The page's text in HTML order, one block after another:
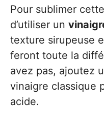
Pour sublimer
d’utiliser un
texture sirupeuse
feront toute la
avez pas, ajoutez
vinaigre classique
acide.